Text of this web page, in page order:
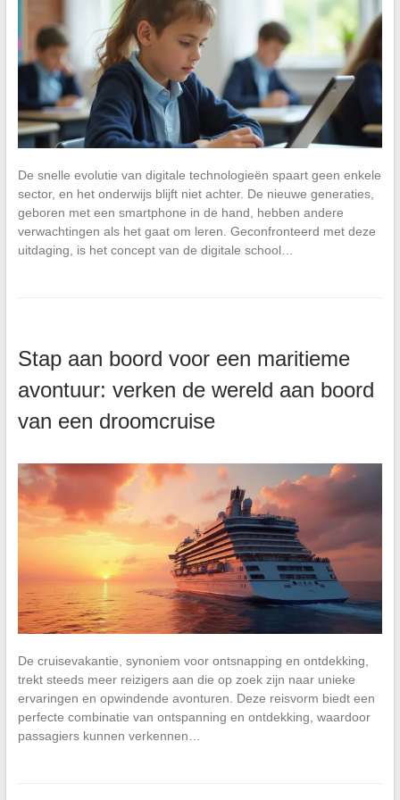
De snelle evolutie van digitale technologieën spaart geen enkele
sector, en het onderwijs blijft niet achter. De nieuwe generaties,
geboren met een smartphone in de hand, hebben andere
verwachtingen als het gaat om leren. Geconfronteerd met deze
uitdaging, is het concept van de digitale school…
Stap aan boord voor een maritieme
avontuur: verken de wereld aan boord
van een droomcruise
De cruisevakantie, synoniem voor ontsnapping en ontdekking,
trekt steeds meer reizigers aan die op zoek zijn naar unieke
ervaringen en opwindende avonturen. Deze reisvorm biedt een
perfecte combinatie van ontspanning en ontdekking, waardoor
passagiers kunnen verkennen…